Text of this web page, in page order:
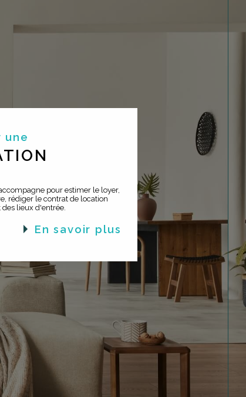
une
pour estimer le loyer,
rédiger le contrat de location
lieux d'entrée.
en savoir plus